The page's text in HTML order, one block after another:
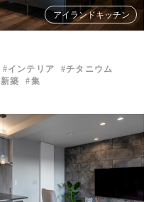
アイランドキッチン
インテリア
チタニウム
新築 集